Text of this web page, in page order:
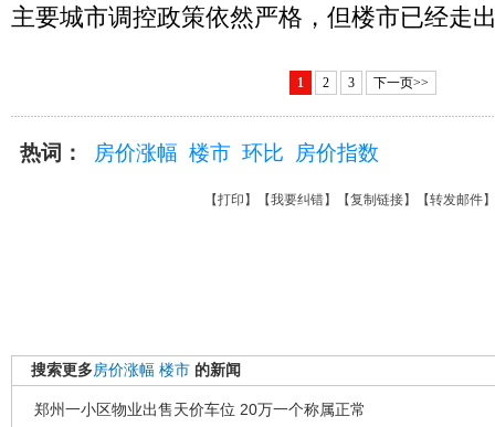
主要城市调控政策依然严格，但楼市已经走
1 2 3 下一页>>
热词： 房价涨幅 楼市 环比 房价指数
【打印 】【我要纠错】【复制链接】【转发邮件
搜索更多房价涨幅 楼市 的新闻
郑州一小区物业出售天价车位 20万一个称属正常